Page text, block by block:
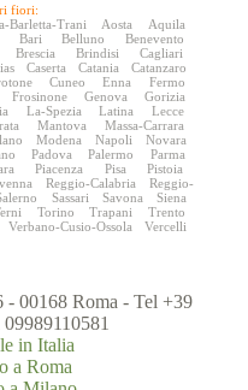
fiori:
Barletta-Trani Aosta
Aquila
Bari Belluno
Benevento
Brescia Brindisi
Cagliari
Caserta Catania
Catanzaro
Cuneo Enna
Fermo
Frosinone Genova
Gorizia
La-Spezia Latina
Lecce
Mantova
Massa-Carrara
Modena Napoli
Novara
Padova Palermo
Parma
Piacenza Pisa
Pistoia
Reggio-Calabria
Reggio-
Sassari Savona
Siena
Torino Trapani
Trento
Verbano-Cusio-Ossola
Vercelli
- 00168 Roma - Tel +39
in Italia
a Roma